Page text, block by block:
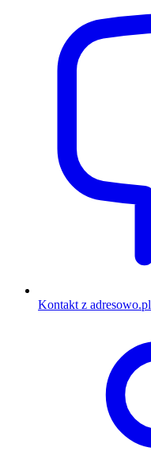
Kontakt z adresowo.pl